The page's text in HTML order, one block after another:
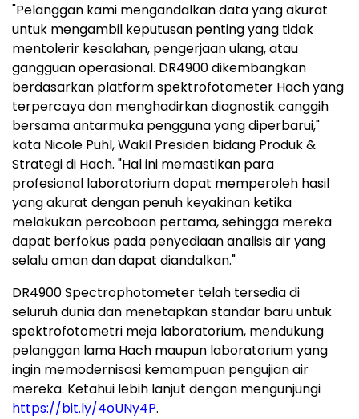
"Pelanggan kami mengandalkan data yang akurat
untuk mengambil keputusan penting yang tidak
mentolerir kesalahan, pengerjaan ulang, atau
gangguan operasional. DR4900 dikembangkan
berdasarkan platform spektrofotometer Hach yang
terpercaya dan menghadirkan diagnostik canggih
bersama antarmuka pengguna yang diperbarui,"
kata Nicole Puhl, Wakil Presiden bidang Produk &
Strategi di Hach. "Hal ini memastikan para
profesional laboratorium dapat memperoleh hasil
yang akurat dengan penuh keyakinan ketika
melakukan percobaan pertama, sehingga mereka
dapat berfokus pada penyediaan analisis air yang
selalu aman dan dapat diandalkan."
DR4900 Spectrophotometer telah tersedia di
seluruh dunia dan menetapkan standar baru untuk
spektrofotometri meja laboratorium, mendukung
pelanggan lama Hach maupun laboratorium yang
ingin memodernisasi kemampuan pengujian air
mereka. Ketahui lebih lanjut dengan mengunjungi
https://bit.ly/4oUNy4P.